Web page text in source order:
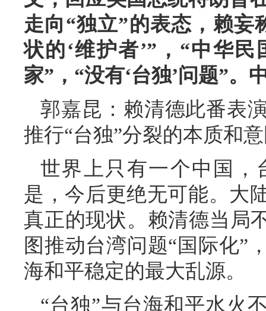
走向“独立”的表态，赖妄
状的‘维护者’”，“中华
家”，“没有‘台独’问题”。
郭嘉昆：赖清德此番表
推行“台独”分裂的本质和
世界上只有一个中国，
是，今后更绝无可能。大
真正的现状。赖清德当局
图推动台湾问题“国际化”
海和平稳定的最大乱源。
“台独”与台海和平水火